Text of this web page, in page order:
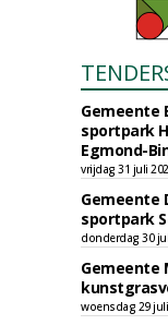
Gemeente
sportpark
Egmond-
vrijdag 31 juli
Gemeente
sportpark
donderdag 30
Gemeente
woensdag 29